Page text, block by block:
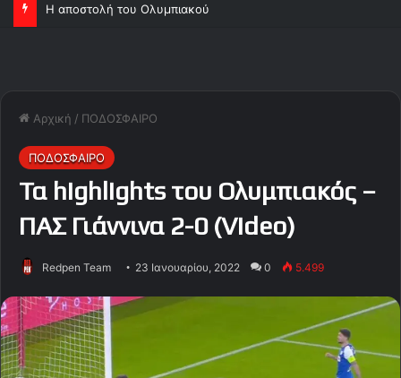
Η αποστολή του Ολυμπιακού
Αρχική / ΠΟΔΟΣΦΑΙΡΟ
ΠΟΔΟΣΦΑΙΡΟ
Τα highlights του Ολυμπιακός –
ΠΑΣ Γιάννινα 2-0 (Video)
Redpen Team 23 Ιανουαρίου, 2022 0 5.499